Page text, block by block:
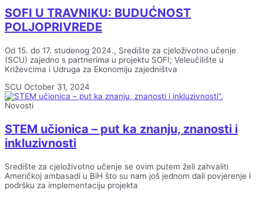
SOFI U TRAVNIKU: BUDUĆNOST
POLJOPRIVREDE
Od 15. do 17. studenog 2024., Središte za cjeloživotno učenje
(SCU) zajedno s partnerima u projektu SOFI; Veleučilište u
Križevcima i Udruga za Ekonomiju zajedništva
SCU October 31, 2024
Novosti
STEM učionica – put ka znanju, znanosti i
inkluzivnosti
Središte za cjeloživotno učenje se ovim putem želi zahvaliti
Američkoj ambasadi u BiH što su nam još jednom dali povjerenje i
podršku za implementaciju projekta